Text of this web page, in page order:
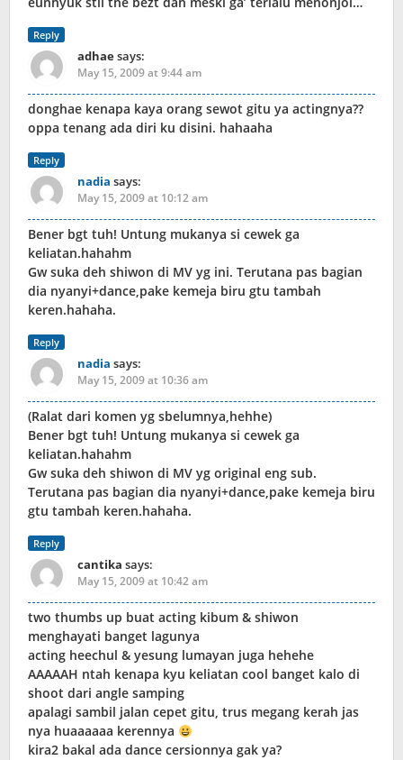
Reply
adhaesays:
May 15, 2009 at 9:44 am
donghae kenapa kaya orang sewot gitu ya actingnya??
oppa tenang ada diri ku disini. hahaaha
Reply
nadia says:
May 15, 2009 at 10:12 am
Bener bgt tuh! Untung mukanya si cewek ga
keliatan.hahahm
Gw suka deh shiwon di MV yg ini. Terutana pas bagian
dia nyanyi+dance,pake kemeja biru gtu tambah
keren.hahaha.
Reply
nadia says:
May 15, 2009 at 10:36 am
(Ralat dari komen yg sbelumnya,hehhe)
Bener bgt tuh! Untung mukanya si cewek ga
keliatan.hahahm
Gw suka deh shiwon di MV yg original eng sub.
Terutana pas bagian dia nyanyi+dance,pake kemeja biru
gtu tambah keren.hahaha.
Reply
cantika says:
May 15, 2009 at 10:42 am
two thumbs up buat acting kibum & shiwon
menghayati banget lagunya
acting heechul & yesung lumayan juga hehehe
AAAAAH ntah kenapa kyu keliatan cool banget kalo di
shoot dari angle samping
apalagi sambil jalan cepet gitu, trus megang kerah jas
nya huaaaaaa kerennya
kira2 bakal ada dance cersionnya gak ya?